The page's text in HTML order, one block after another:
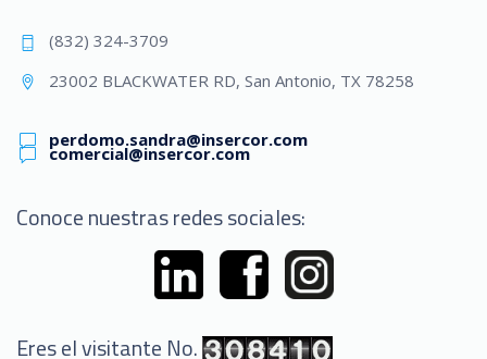
(832) 324-3709
23002 BLACKWATER RD, San Antonio, TX 78258
comercial@insercor.com
perdomo.sandra@insercor.com
Conoce nuestras redes sociales:
Eres el visitante No.